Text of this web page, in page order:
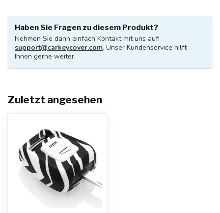
Haben Sie Fragen zu diesem Produkt?
Nehmen Sie dann einfach Kontakt mit uns auf!
support@carkeycover.com. Unser Kundenservice hilft
Ihnen gerne weiter.
Zuletzt angesehen